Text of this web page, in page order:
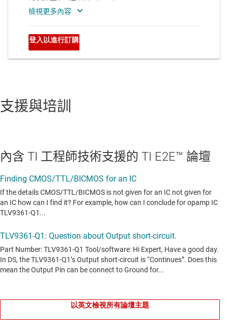
支援與培訓
內含 TI 工程師技術支援的 TI E2E™ 論壇
以英文檢視所有論壇主題